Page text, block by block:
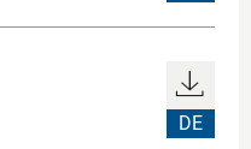
DE